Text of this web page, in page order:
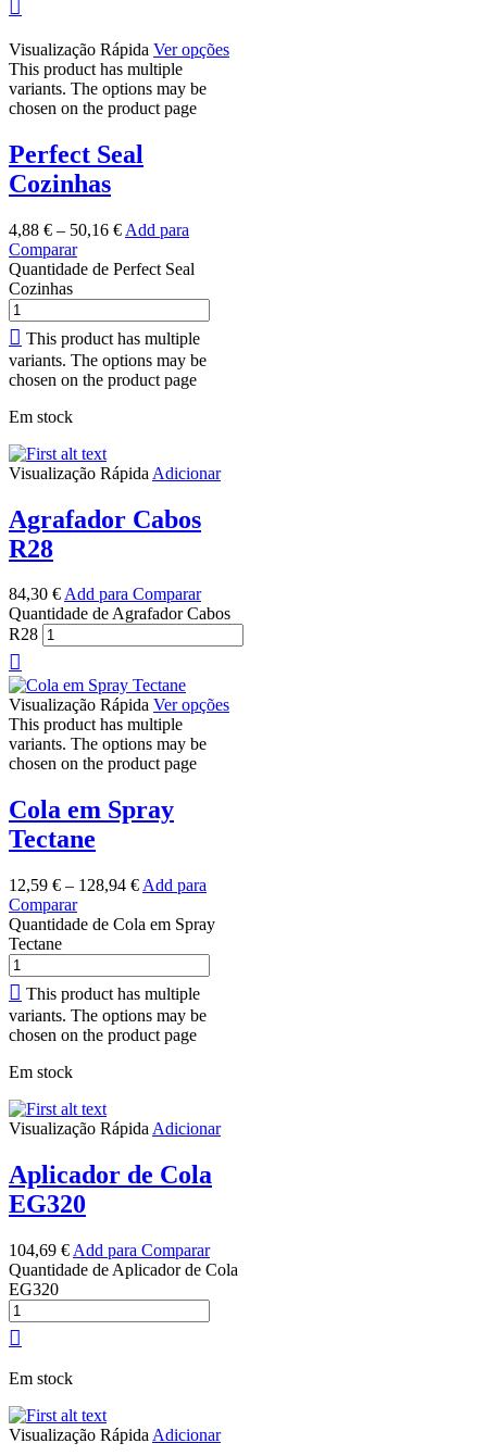
Visualização Rápida Ver opções
This product has multiple
variants. The options may be
chosen on the product page
Perfect Seal
Cozinhas
4,88 € – 50,16 € Add para
Comparar
Quantidade de Perfect Seal
Cozinhas
This product has multiple
variants. The options may be
chosen on the product page
Em stock
Visualização Rápida Adicionar
Agrafador Cabos
R28
84,30 €Add para Comparar
Quantidade de Agrafador Cabos
R28
Visualização Rápida Ver opções
This product has multiple
variants. The options may be
chosen on the product page
Cola em Spray
Tectane
12,59 € – 128,94 € Add para
Comparar
Quantidade de Cola em Spray
Tectane
This product has multiple
variants. The options may be
chosen on the product page
Em stock
Visualização Rápida Adicionar
Aplicador de Cola
EG320
104,69 € Add para Comparar
Quantidade de Aplicador de Cola
EG320
Em stock
Visualização Rápida Adicionar